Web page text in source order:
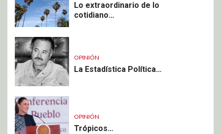
Lo extraordinario de lo
cotidiano…
OPINIÓN
La Estadística Política…
OPINIÓN
Trópicos…